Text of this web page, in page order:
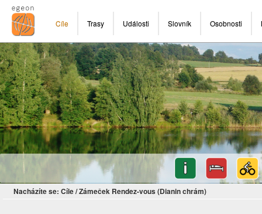
Cíle Trasy Události Slovník Osobnosti
Nacházíte se: Cíle/Zámeček Rendez-vous (Dianin chrám)